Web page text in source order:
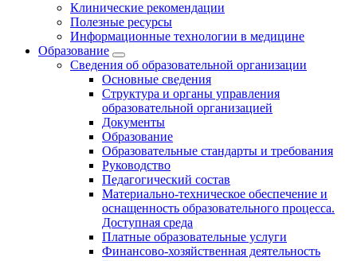
Клинические рекомендации
Полезные ресурсы
Информационные технологии в медицине
Образование
Сведения об образовательной организации
Основные сведения
Структура и органы управления
образовательной организацией
Документы
Образование
Образовательные стандарты и требования
Руководство
Педагогический состав
Материально-техническое обеспечение и
оснащенность образовательного процесса.
Доступная среда
Платные образовательные услуги
Финансово-хозяйственная деятельность